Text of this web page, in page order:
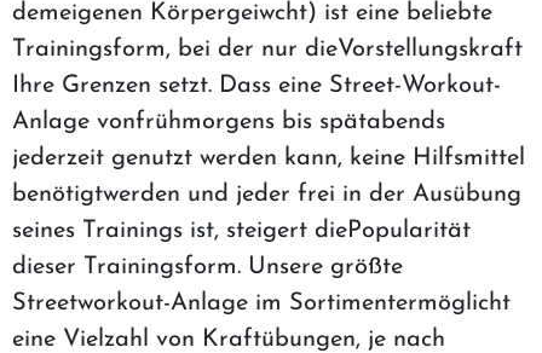
demeigenen Körpergeiwcht) ist eine beliebte
Trainingsform, bei der nur dieVorstellungskraft
Ihre Grenzen setzt. Dass eine Street-Workout-
Anlage vonfrühmorgens bis spätabends
jederzeit genutzt werden kann, keine Hilfsmittel
benötigtwerden und jeder frei in der Ausübung
seines Trainings ist, steigert diePopularität
dieser Trainingsform. Unsere größte
Streetworkout-Anlage im Sortimentermöglicht
eine Vielzahl von Kraftübungen, je nach